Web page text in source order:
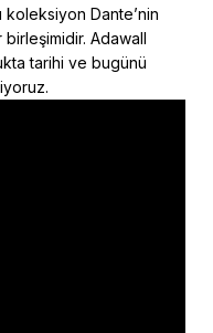
koleksiyon Dante’nin
Adawall
tarihi ve bugünü